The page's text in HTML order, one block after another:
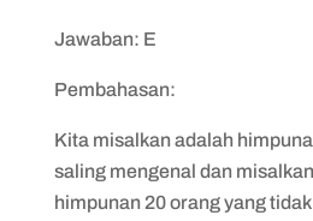
Jawaban: E
Pembahasan:
Kita misalkan adalah
saling mengenal dan
himpunan 20 orang yang